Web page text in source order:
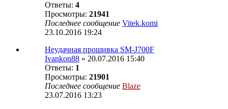
Ответы: 4
Просмотры: 21941
Последнее сообщение Vitek.komi
23.10.2016 19:24
Неудачная прошивка SM-J700F
Ivankon88 » 20.07.2016 15:40
Ответы: 1
Просмотры: 21901
Последнее сообщение Blaze
23.07.2016 13:23